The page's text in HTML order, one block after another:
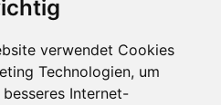
verwendet Cookies
Technologien, um
besseres Internet-